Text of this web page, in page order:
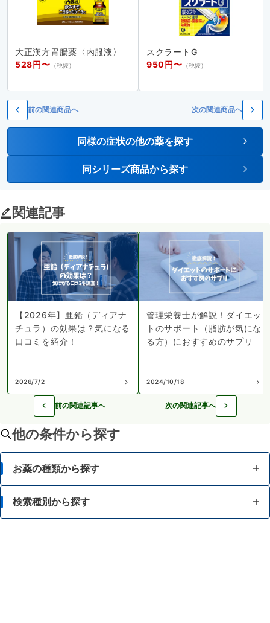
大正漢方胃腸薬〈内服液〉
528円〜 （税抜）
スクラートG
950円〜 （税抜）
前の関連商品へ 次の関連商品へ
同様の症状の他の薬を探す
同シリーズ商品から探す
関連記事
【2026年】亜鉛（ディアナ
チュラ）の効果は？気になる
口コミを紹介！
2026/7/2
管理栄養士が解説！ダイエッ
トのサポート（脂肪が気にな
る方）におすすめのサプリ
2024/10/18
前の関連記事へ 次の関連記事へ
他の条件から探す
お薬の種類から探す
かぜ薬
検索種別から探す